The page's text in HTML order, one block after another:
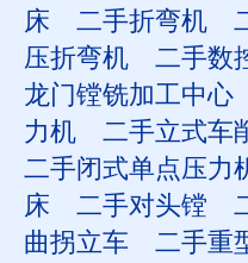
床
二手折弯机
压折弯机
二手数
龙门镗铣加工中心
力机
二手立式车
二手闭式单点压力
床
二手对头镗
曲拐立车
二手重